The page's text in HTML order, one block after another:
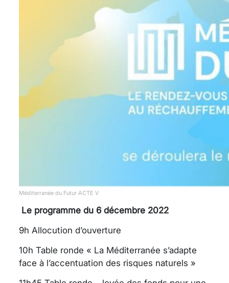
Méditerranée du Futur ACTE V
Le programme du 6 décembre 2022
9h Allocution d’ouverture
10h Table ronde « La Méditerranée s’adapte
face à l’accentuation des risques naturels »